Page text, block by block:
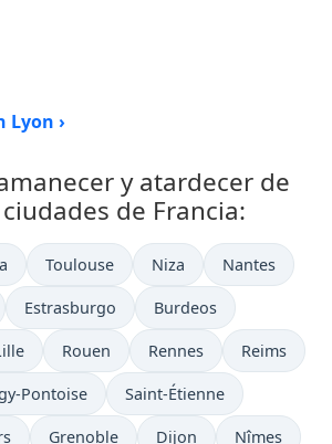
Lyon ›
y atardecer de
de Francia:
Toulouse Niza Nantes
Estrasburgo Burdeos
Rouen Rennes Reims
Pontoise Saint-Étienne
Grenoble Dijon Nîmes